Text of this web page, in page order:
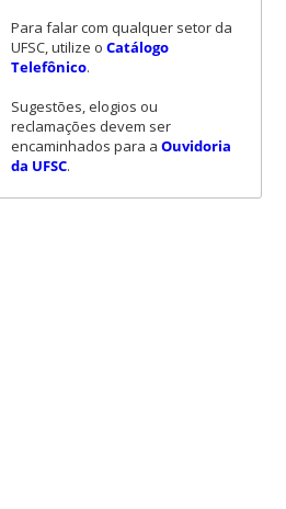
Para falar com qualquer setor da
UFSC, utilize o Catálogo
Telefônico.
Sugestões, elogios ou
reclamações devem ser
encaminhados para a Ouvidoria
da UFSC.